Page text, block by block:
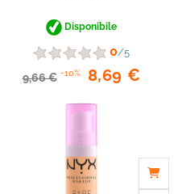
Disponibile
0/5
9,66 € -10% 8,69 €